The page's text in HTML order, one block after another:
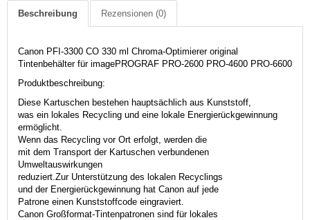
Beschreibung Rezensionen (0)
Canon PFI-3300 CO 330 ml Chroma-Optimierer original
Tintenbehälter für imagePROGRAF PRO-2600 PRO-4600 PRO-6600
Produktbeschreibung:
Diese Kartuschen bestehen hauptsächlich aus Kunststoff,
was ein lokales Recycling und eine lokale Energierückgewinnung
ermöglicht.
Wenn das Recycling vor Ort erfolgt, werden die
mit dem Transport der Kartuschen verbundenen
Umweltauswirkungen
reduziert.Zur Unterstützung des lokalen Recyclings
und der Energierückgewinnung hat Canon auf jede
Patrone einen Kunststoffcode eingraviert.
Canon Großformat-Tintenpatronen sind für lokales